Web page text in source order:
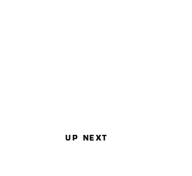
UP NEXT